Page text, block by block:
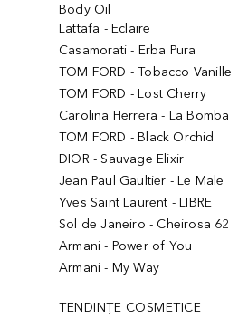
Body Oil
Lattafa - Eclaire
Casamorati - Erba Pura
TOM FORD - Tobacco Vanille
TOM FORD - Lost Cherry
Carolina Herrera - La Bomba
TOM FORD - Black Orchid
DIOR - Sauvage Elixir
Jean Paul Gaultier - Le Male
Yves Saint Laurent - LIBRE
Sol de Janeiro - Cheirosa 62
Armani - Power of You
Armani - My Way
TENDINȚE COSMETICE